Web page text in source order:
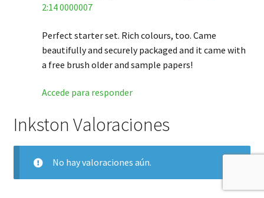
2:14 0000007
Perfect starter set. Rich colours, too. Came
beautifully and securely packaged and it came with
a free brush older and sample papers!
Accede para responder
Inkston Valoraciones
No hay valoraciones aún.